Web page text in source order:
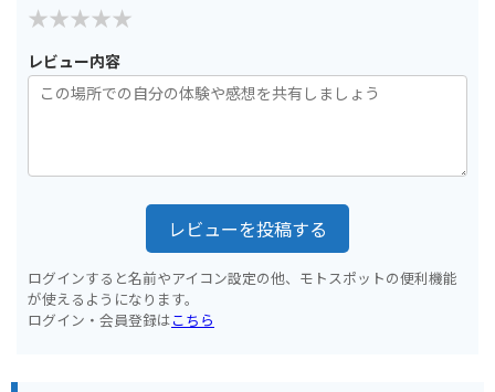
レビュー内容
レビューを投稿する
ログインすると名前やアイコン設定の他、モトスポットの便利機能
が使えるようになります。
ログイン・会員登録はこちら